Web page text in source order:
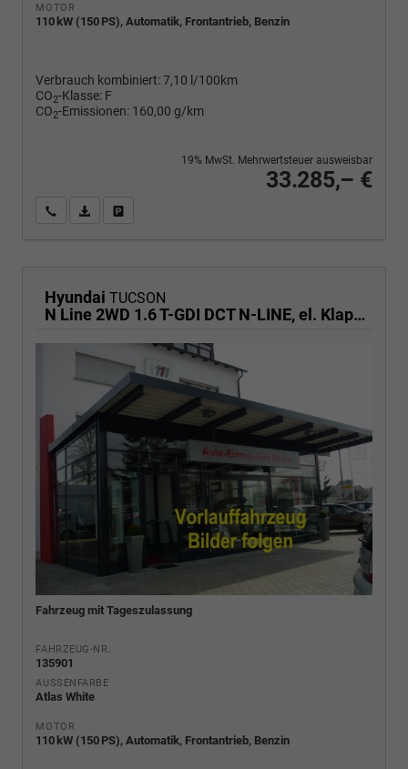
MOTOR
110 kW (150 PS), Automatik, Frontantrieb, Benzin
Verbrauch kombiniert:7,10 l/100km
CO2-Klasse: F
CO2-Emissionen: 160,00 g/km
33.285,– €
19% MwSt. Mehrwertsteuer ausweisbar
Wir rufen Sie anPDF-Fahrzeugexposé drucken
Hyundai TUCSON
N Line 2WD 1.6 T-GDI DCT N-LINE, el. Klappe, Navi, Kamera, Side, Winter
Fahrzeug mit Tageszulassung
FAHRZEUG-NR.
135901
AUSSENFARBE
Atlas White
MOTOR
110 kW (150 PS), Automatik, Frontantrieb, Benzin